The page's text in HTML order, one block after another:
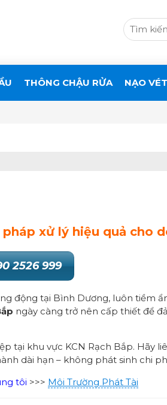
THÔNG CHẬU RỬA NẠO VÉT
xử lý hiệu quả cho
2526 999
động tại Bình Dương, luôn tiềm
ngày càng trở nên cấp thiết để
tại khu vực KCN Rạch Bắp. Hãy
dài hạn – không phát sinh chi
tôi >>> Môi Trường Phát Tài